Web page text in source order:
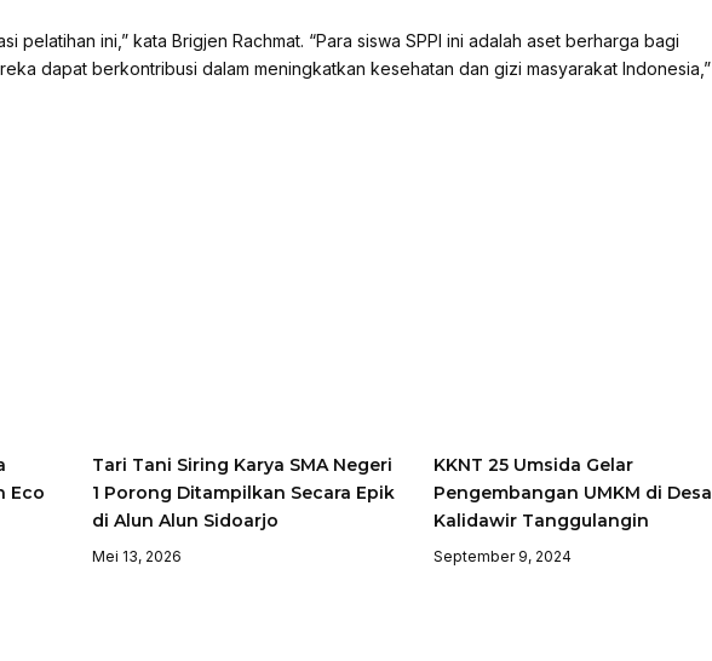
pelatihan ini,” kata Brigjen Rachmat. “Para siswa SPPI ini adalah aset berharga bagi
dapat berkontribusi dalam meningkatkan kesehatan dan gizi masyarakat Indonesia,”
Eco
Tari Tani Siring Karya SMA Negeri
1 Porong Ditampilkan Secara Epik
di Alun Alun Sidoarjo
Mei 13, 2026
KKNT 25 Umsida Gelar
Pengembangan UMKM di Desa
Kalidawir Tanggulangin
September 9, 2024